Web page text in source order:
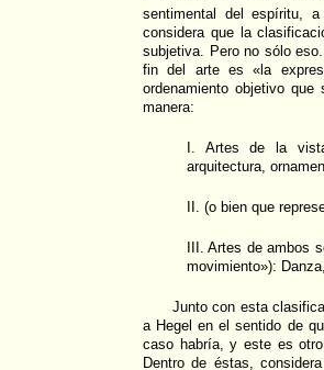
sentimental del espíritu,
considera que la
subjetiva. Pero no sólo
fin del arte es «la
ordenamiento objetivo
manera:
I. Artes de la
arquitectura,
II. (o bien que
III. Artes de ambos
movimiento»):
Junto con esta
a Hegel en el sentido de
caso habría, y este es
Dentro de éstas,